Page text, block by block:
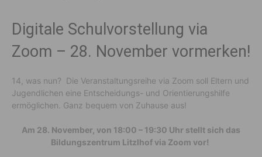
Digitale Schulvorstellung via
Zoom – 28. November vormerken!
14, was nun? Die Veranstaltungsreihe via Zoom soll Eltern und
Jugendlichen eine Entscheidungs- und Orientierungshilfe
ermöglichen. Ganz bequem von Zuhause aus!
Am 28. November, von 18:00 – 19:30 Uhr stellt sich das
Bildungszentrum Litzlhof via Zoom vor!